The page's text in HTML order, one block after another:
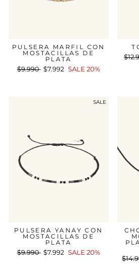
PULSERA MARFIL CON
MOSTACILLAS DE
PLATA
Precio
$9.990 Precio
$7.992 SALE 20%
SALE
PULSERA YANAY CON
MOSTACILLAS DE
PLATA
Precio
$9.990 Precio
$7.992 SALE 20%